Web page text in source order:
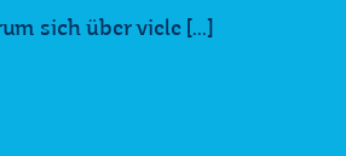
sich über viele [...]